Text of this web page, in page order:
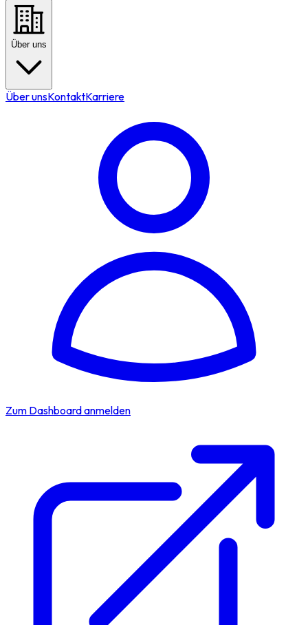
Über uns
Über unsKontaktKarriere
Zum Dashboard anmelden